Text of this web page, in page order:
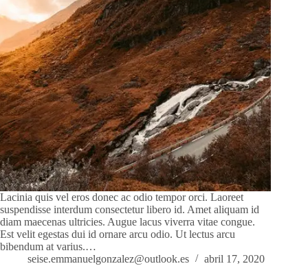
Lacinia quis vel eros donec ac odio tempor orci. Laoreet
suspendisse interdum consectetur libero id. Amet aliquam id
diam maecenas ultricies. Augue lacus viverra vitae congue.
Est velit egestas dui id ornare arcu odio. Ut lectus arcu
bibendum at varius.…
seise.emmanuelgonzalez@outlook.es
abril 17, 2020